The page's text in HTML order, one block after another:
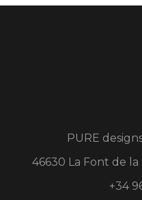
PURE
46630 La Font de
+34